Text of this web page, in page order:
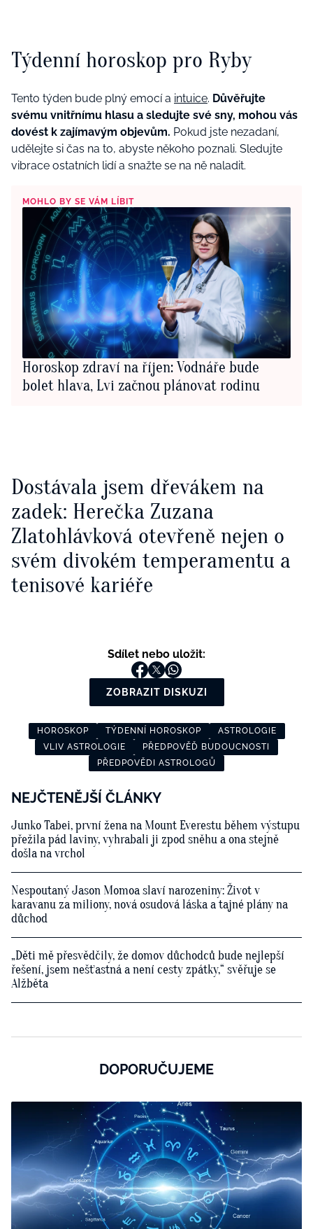
Týdenní horoskop pro Ryby
Tento týden bude plný emocí a intuice. Důvěřujte
svému vnitřnímu hlasu a sledujte své sny, mohou vás
dovést k zajímavým objevům. Pokud jste nezadaní,
udělejte si čas na to, abyste někoho poznali. Sledujte
vibrace ostatních lidí a snažte se na ně naladit.
MOHLO BY SE VÁM LÍBIT
Horoskop zdraví na říjen: Vodnáře bude
bolet hlava, Lvi začnou plánovat rodinu
Dostávala jsem dřevákem na
zadek: Herečka Zuzana
Zlatohlávková otevřeně nejen o
svém divokém temperamentu a
tenisové kariéře
Sdílet nebo uložit:
ZOBRAZIT DISKUZI
HOROSKOP TÝDENNÍ HOROSKOP
ASTROLOGIE
VLIV ASTROLOGIE
PŘEDPOVĚĎ BUDOUCNOSTI
PŘEDPOVĚDI ASTROLOGŮ
NEJČTENĚJŠÍ ČLÁNKY
Junko Tabei, první žena na Mount Everestu během výstupu
přežila pád laviny, vyhrabali ji zpod sněhu a ona stejně
došla na vrchol
Nespoutaný Jason Momoa slaví narozeniny: Život v
karavanu za miliony, nová osudová láska a tajné plány na
důchod
„Děti mě přesvědčily, že domov důchodců bude nejlepší
řešení, jsem nešťastná a není cesty zpátky,“ svěřuje se
Alžběta
DOPORUČUJEME